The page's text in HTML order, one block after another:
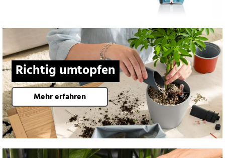
Richtig umtopfen
Mehr erfahren